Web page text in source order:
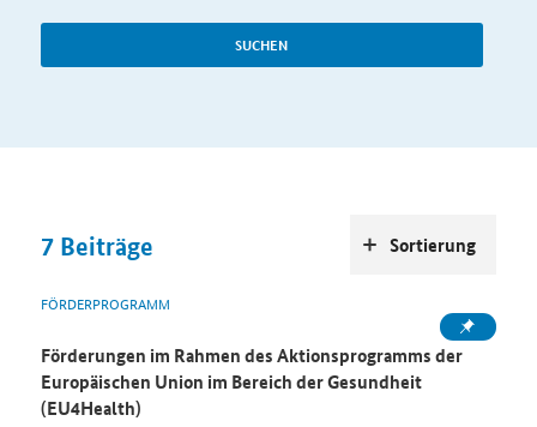
SUCHEN
7 Beiträge
FÖRDERPROGRAMM
Förderungen im Rahmen des Aktionsprogramms der
Europäischen Union im Bereich der Gesundheit
(EU4Health)
Sortierung